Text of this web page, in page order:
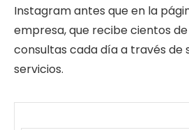
Instagram antes que en la
empresa, que recibe cientos
consultas cada día a través de
servicios.